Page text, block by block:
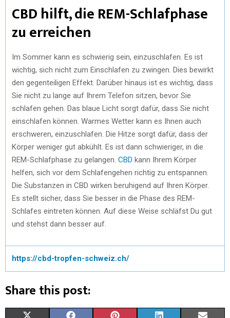
CBD hilft, die REM-Schlafphase
zu erreichen
Im Sommer kann es schwierig sein, einzuschlafen. Es ist
wichtig, sich nicht zum Einschlafen zu zwingen. Dies bewirkt
den gegenteiligen Effekt. Darüber hinaus ist es wichtig, dass
Sie nicht zu lange auf Ihrem Telefon sitzen, bevor Sie
schlafen gehen. Das blaue Licht sorgt dafür, dass Sie nicht
einschlafen können. Warmes Wetter kann es Ihnen auch
erschweren, einzuschlafen. Die Hitze sorgt dafür, dass der
Körper weniger gut abkühlt. Es ist dann schwieriger, in die
REM-Schlafphase zu gelangen. CBD kann Ihrem Körper
helfen, sich vor dem Schlafengehen richtig zu entspannen.
Die Substanzen in CBD wirken beruhigend auf Ihren Körper.
Es stellt sicher, dass Sie besser in die Phase des REM-
Schlafes eintreten können. Auf diese Weise schläfst Du gut
und stehst dann besser auf.
https://cbd-tropfen-schweiz.ch/
Share this post: